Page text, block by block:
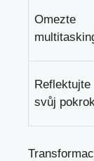
Omezte
Reflektujte
svůj